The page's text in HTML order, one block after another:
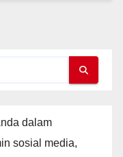
dalam
sosial media,